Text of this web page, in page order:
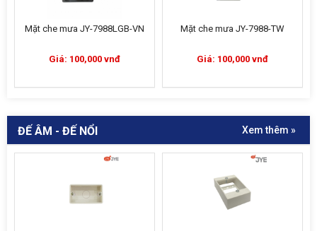
Mặt che mưa JY-7988LGB-VN
Giá: 100,000 vnđ
Mặt che mưa JY-7988-TW
Giá: 100,000 vnđ
ĐẾ ÂM - ĐẾ NỔI Xem thêm »